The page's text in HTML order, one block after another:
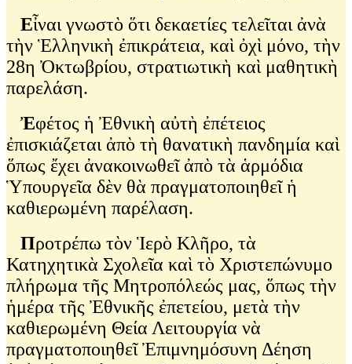
Εἶναι γνωστὸ ὅτι δεκαετίες τελεῖται ἀνὰ
τὴν Ἑλληνικὴ ἐπικράτεια, καὶ ὀχὶ μόνο, τὴν
28η Ὀκτωβρίου, στρατιωτικὴ καὶ μαθητικὴ
παρελάση.
Ἐφέτος ἡ Ἐθνικὴ αὐτὴ ἐπέτειος
ἐπισκιάζεται ἀπὸ τὴ θανατικὴ πανδημία καὶ
ὅπως ἔχει ἀνακοινωθεῖ ἀπὸ τὰ ἁρμόδια
Ὑπουργεῖα δὲν θὰ πραγματοποιηθεῖ ἡ
καθιερωμένη παρέλαση.
Προτρέπω τὸν Ἱερὸ Κλῆρο, τὰ
Κατηχητικὰ Σχολεῖα καὶ τὸ Χριστεπώνυμο
πλήρωμα τῆς Μητροπόλεώς μας, ὅπως τὴν
ἡμέρα τῆς Ἐθνικῆς ἐπετείου, μετὰ τὴν
καθιερωμένη Θεία Λειτουργία νὰ
πραγματοποιηθεῖ Ἐπιμνημόσυνη Δέηση